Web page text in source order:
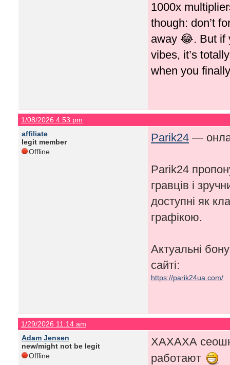
1000x
though: don’t
away 😂. But if
vibes, it’s
when you
1/08/2026 4:53 pm
affiliate
legit member
Offline
Parik24 —
Parik24
гравців і
доступні як
графікою.
Актуальні
сайті:
https://parik24ua.com/
1/29/2026 11:14 am
Adam Jensen
new/might not be legit
Offline
ХАХАХА
работают